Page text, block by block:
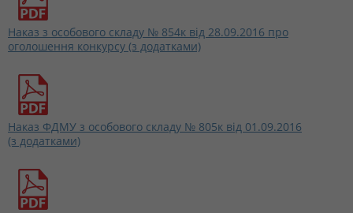
Наказ з особового складу № 854к від 28.09.2016 про
оголошення конкурсу (з додатками)
Наказ ФДМУ з особового складу № 805к від 01.09.2016
(з додатками)